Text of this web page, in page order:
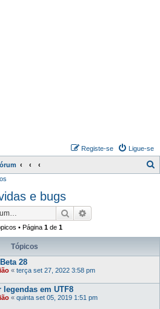
Ligue-se
Registe-se
i
e bugs
Pesquisar
• Página 1 de 1
Tópicos
28
« terça set 27, 2022 3:58 pm
em UTF8
« quinta set 05, 2019 1:51 pm